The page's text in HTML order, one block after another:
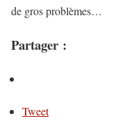
de gros problèmes…
Partager :
Tweet